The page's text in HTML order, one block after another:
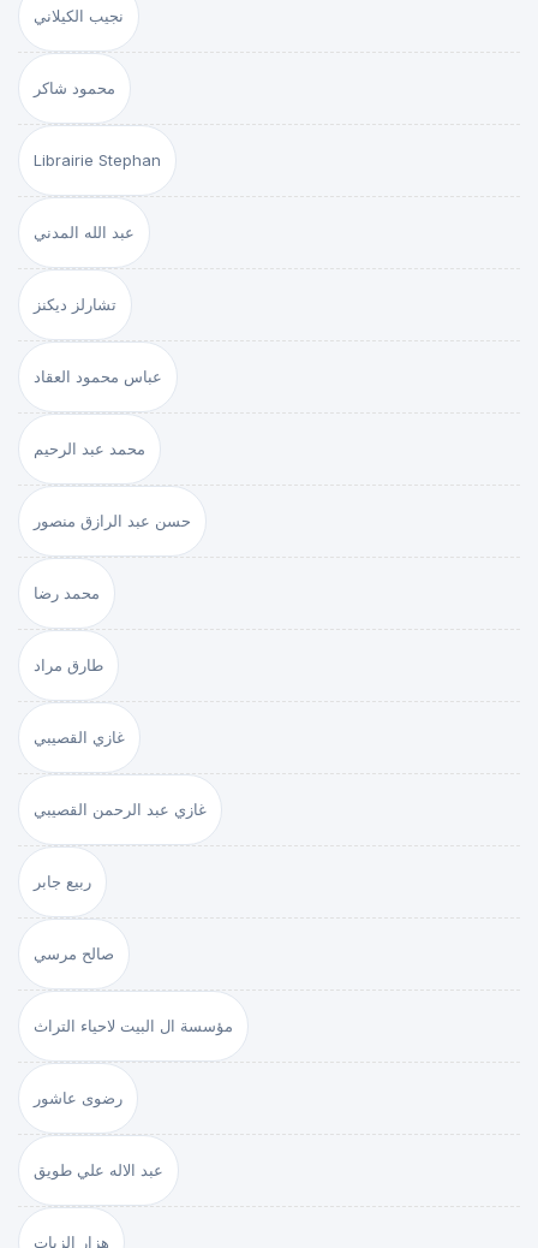
نجيب الكيلاني
محمود شاكر
Librairie Stephan
عبد الله المدني
تشارلز ديكنز
عباس محمود العقاد
محمد عبد الرحيم
حسن عبد الرازق منصور
محمد رضا
طارق مراد
غازي القصيبي
غازي عبد الرحمن القصيبي
ربيع جابر
صالح مرسي
مؤسسة ال البيت لاحياء التراث
رضوى عاشور
عبد الاله علي طويق
هزار الزيات